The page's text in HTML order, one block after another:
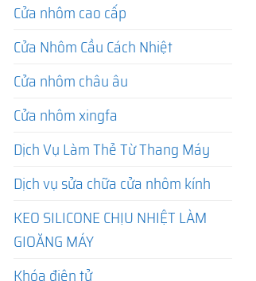
Cửa nhôm cao cấp
Cửa Nhôm Cầu Cách Nhiệt
Cửa nhôm châu âu
Cửa nhôm xingfa
Dịch Vụ Làm Thẻ Từ Thang Máy
Dịch vụ sửa chữa cửa nhôm kính
KEO SILICONE CHỊU NHIỆT LÀM
GIOĂNG MÁY
Khóa điện tử